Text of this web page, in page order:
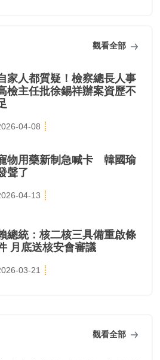
觀看全部
家人都質疑！檢察總長人事
檢主任批徐錫祥辦案資歷不
04-08
物用藥新制急喊卡 韓國瑜
聲了
04-13
總統：核二核三具備重啟條
月底送核安會審議
03-21
觀看全部